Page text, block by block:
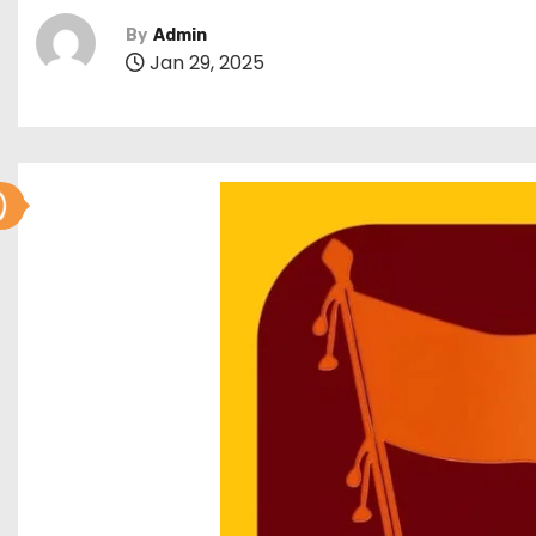
By Admin
Jan 29, 2025